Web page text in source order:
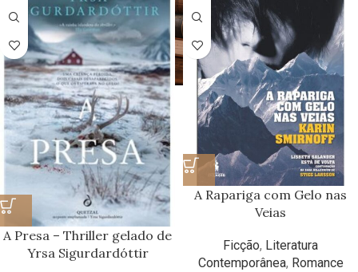
A Presa – Thriller gelado de
Yrsa Sigurdardóttir
A Rapariga com Gelo nas
Veias
Ficção, Literatura
Contemporânea, Romance